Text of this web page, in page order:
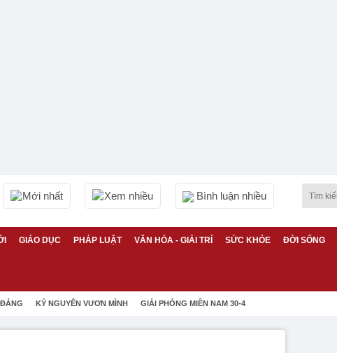
Mới nhất Xem nhiều Bình luận nhiều
GIÁO DỤC PHÁP LUẬT VĂN HÓA - GIẢI TRÍ SỨC KHỎE ĐỜI SỐNG
KỶ NGUYÊN VƯƠN MÌNH GIẢI PHÓNG MIỀN NAM 30-4